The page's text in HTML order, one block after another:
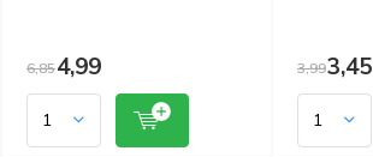
6,854,99 3,993,45